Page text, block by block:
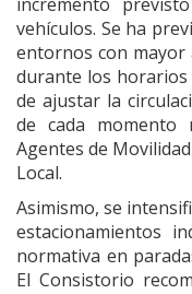
vehículos. Se ha
entornos con mayor
durante los horarios
de ajustar la
de cada momento
Agentes de
Local.
Asimismo, se
estacionamientos
normativa en
El Consistorio